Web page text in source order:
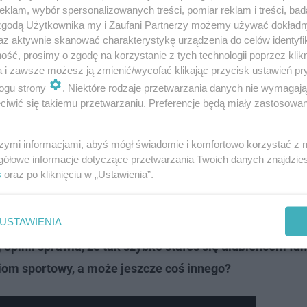
Oczywiście jest to bardzo trudne i niestety
dobrzy, ale po drodze nie koncentrowali się
a jak się chce grać zawodowo to sport musi
Uroczystości w Centrum Mark…
przyszły tłumy. Kolejka ciągnęła się jeszcze
sprawia, że tak szybko stałeś się ulubieńcem
sportowy, a może jeszcze coś innego?
wybór spersonalizowanych treści, pomiar reklam i treści,
Użytkownika my i Zaufani Partnerzy możemy używać
aktywnie skanować charakterystykę urządzenia do celów
prosimy o zgodę na korzystanie z tych technologii poprzez
i zawsze możesz ją zmienić/wycofać klikając przycisk ustawień
strony
. Niektóre rodzaje przetwarzania danych nie
się takiemu przetwarzaniu. Preferencje będą miały
informacjami, abyś mógł świadomie i komfortowo korzystać z
informacje dotyczące przetwarzania Twoich danych
oraz po kliknięciu w „Ustawienia”.
USTAWIENIA